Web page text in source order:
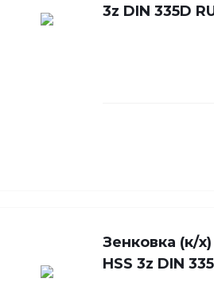
3z DIN 335D
Зенковка (к/
HSS 3z DIN